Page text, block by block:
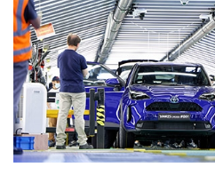
Vanaf € 39.995,-
Mirai
WATERSTOF-ELEKTRISCH